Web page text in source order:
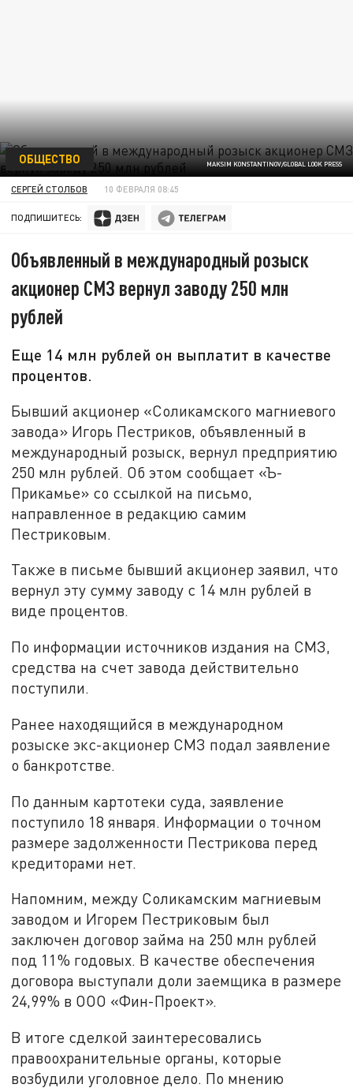
MAKSIM KONSTANTINOV/GLOBAL LOOK PRESS
ОБЩЕСТВО
СЕРГЕЙ СТОЛБОВ 10 ФЕВРАЛЯ 08:45
ПОДПИШИТЕСЬ:
Объявленный в международный розыск
акционер СМЗ вернул заводу 250 млн
рублей
Еще 14 млн рублей он выплатит в качестве
процентов.
Бывший акционер «Соликамского магниевого
завода» Игорь Пестриков, объявленный в
международный розыск, вернул предприятию
250 млн рублей. Об этом сообщает «Ъ-
Прикамье» со ссылкой на письмо,
направленное в редакцию самим
Пестриковым.
Также в письме бывший акционер заявил, что
вернул эту сумму заводу с 14 млн рублей в
виде процентов.
По информации источников издания на СМЗ,
средства на счет завода действительно
поступили.
Ранее находящийся в международном
розыске экс-акционер СМЗ подал заявление
о банкротстве.
По данным картотеки суда, заявление
поступило 18 января. Информации о точном
размере задолженности Пестрикова перед
кредиторами нет.
Напомним, между Соликамским магниевым
заводом и Игорем Пестриковым был
заключен договор займа на 250 млн рублей
под 11% годовых. В качестве обеспечения
договора выступали доли заемщика в размере
24,99% в ООО «Фин-Проект».
В итоге сделкой заинтересовались
правоохранительные органы, которые
возбудили уголовное дело. По мнению